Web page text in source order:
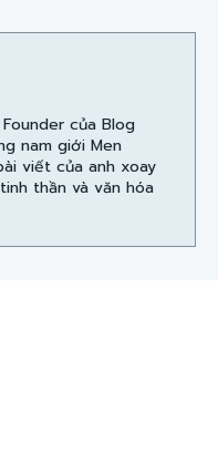
của Blog
nam giới Men
viết của anh xoay
thần và văn hóa